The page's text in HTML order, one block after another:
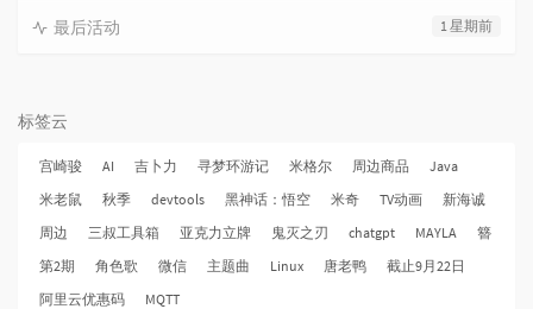
1 星期前
最后活动
标签云
宫崎骏 AI 吉卜力 寻梦环游记 米格尔 周边商品
Java
米老鼠
秋季 devtools 黑神话：悟空 米奇 TV动画
新海诚
周边
三叔工具箱 亚克力立牌 鬼灭之刃 chatgpt MAYLA
簪
第2期
角色歌 微信 主题曲 Linux 唐老鸭
截止9月22日
阿里云优惠码
MQTT